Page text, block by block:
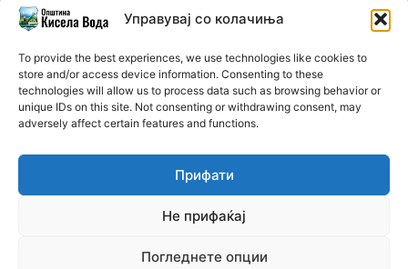
Управувај со колачиња
To provide the best experiences, we use technologies like cookies to
store and/or access device information. Consenting to these
technologies will allow us to process data such as browsing behavior or
unique IDs on this site. Not consenting or withdrawing consent, may
adversely affect certain features and functions.
Прифати
Не прифаќај
Погледнете опции